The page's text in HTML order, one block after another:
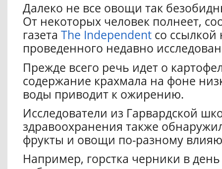
Далеко не все овощи так
От некоторых человек полнеет,
газета The Independent со ссылкой
проведенного недавно
Прежде всего речь идет о
содержание крахмала на фоне
воды приводит к ожирению.
Исследователи из Гарвардской
здравоохранения также
фрукты и овощи по-разному
Например, горстка черники в